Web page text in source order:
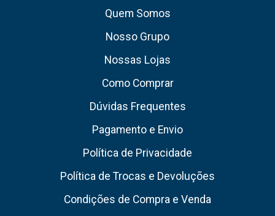
Quem Somos
Nosso Grupo
Nossas Lojas
Como Comprar
Dúvidas Frequentes
Pagamento e Envio
Política de Privacidade
Política de Trocas e Devoluções
Condições de Compra e Venda